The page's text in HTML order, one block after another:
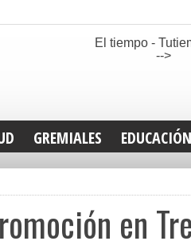
El tiempo -
-->
GREMIALES EDUCACIÓN
en